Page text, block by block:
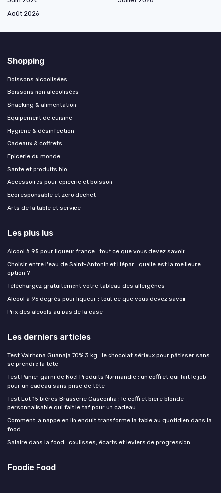
Août 2026
Shopping
Boissons alcoolisées
Boissons non alcoolisées
Snacking & alimentation
Équipement de cuisine
Hygiène & désinfection
Cadeaux & coffrets
Epicerie du monde
Sante et produits bio
Accessoires pour epicerie et boisson
Ecoresponsable et zero dechet
Arts de la table et service
Les plus lus
Alcool à 95 pour liqueur france : tout ce que vous devez savoir
Choisir entre l'eau de Saint-Antonin et Hépar : quelle est la meilleure
option ?
Téléchargez gratuitement votre tableau des allergènes
Alcool à 96 degrés pour liqueur : tout ce que vous devez savoir
Prix des alcools au pas de la case
Les derniers articles
Test Valrhona Guanaja 70% 3 kg : le chocolat sérieux pour pâtisser sans
se prendre la tête
Test Panier garni de Noël Produits Normandie : un coffret qui fait le job
pour un cadeau sans prise de tête
Test Lot 15 bières Brasserie Gasconha : le coffret bière blonde
personnalisable qui fait le taf pour un cadeau
Comment la nappe en lin enduit transforme la table au quotidien dans la
food
Salaire dans la food : coulisses, écarts et leviers de progression
Foodie Food